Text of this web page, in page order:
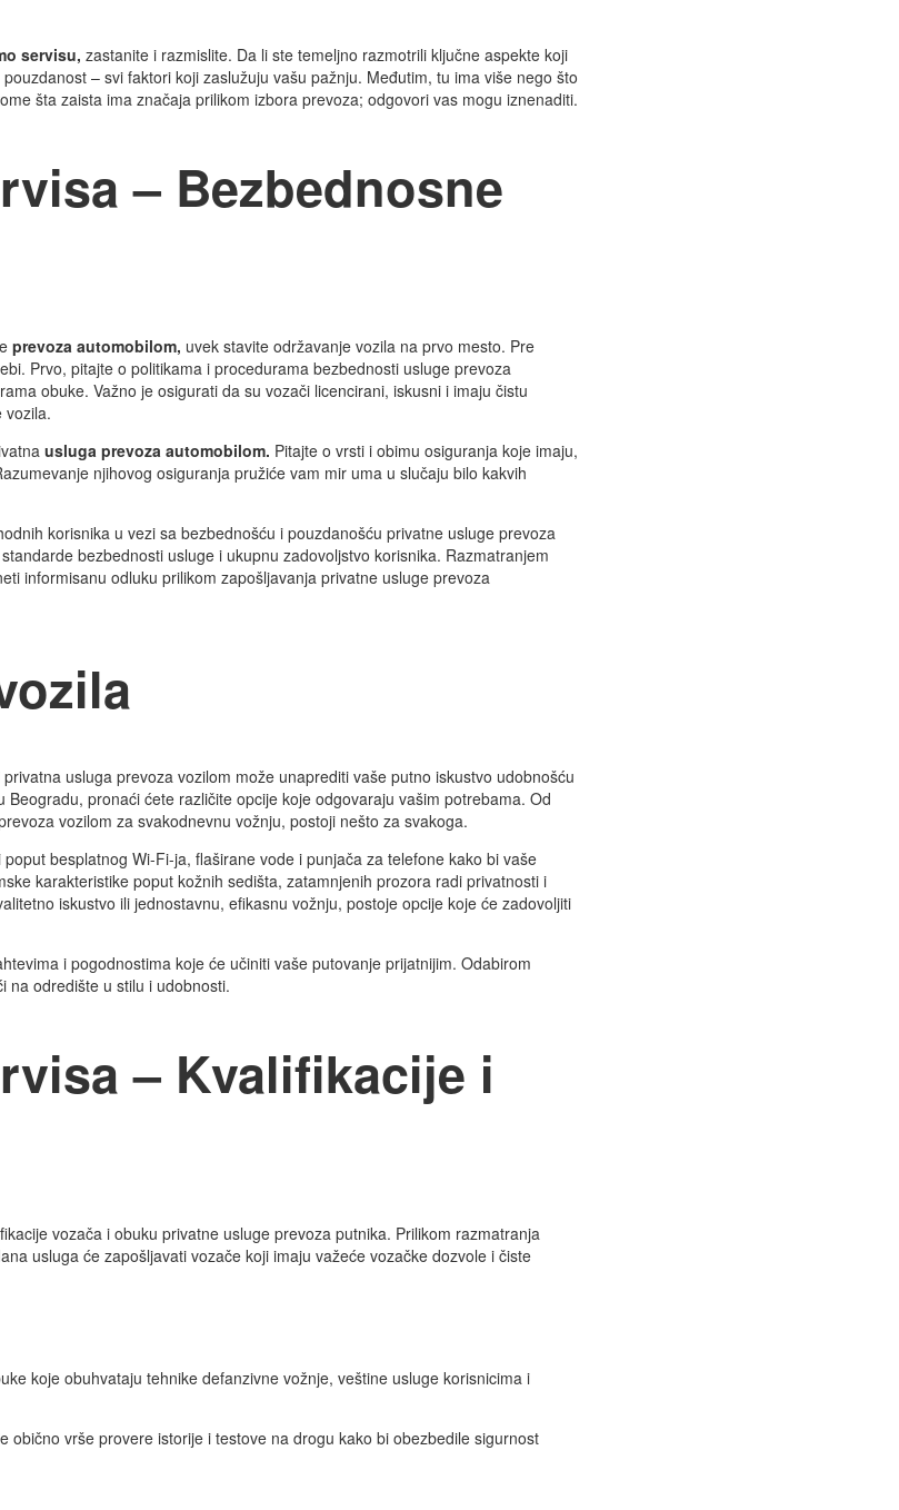
servisu, zastanite i razmislite. Da li ste temeljno razmotrili ključne aspekte koji
– svi faktori koji zaslužuju vašu pažnju. Međutim, tu ima više nego što
šta zaista ima značaja prilikom izbora prevoza; odgovori vas mogu iznenaditi.
– Bezbednosne
prevoza automobilom, uvek stavite održavanje vozila na prvo mesto. Pre
Prvo, pitajte o politikama i procedurama bezbednosti usluge prevoza
obuke. Važno je osigurati da su vozači licencirani, iskusni i imaju čistu
vozila.
usluga prevoza automobilom. Pitajte o vrsti i obimu osiguranja koje imaju,
njihovog osiguranja pružiće vam mir uma u slučaju bilo kakvih
korisnika u vezi sa bezbednošću i pouzdanošću privatne usluge prevoza
bezbednosti usluge i ukupnu zadovoljstvo korisnika. Razmatranjem
informisanu odluku prilikom zapošljavanja privatne usluge prevoza
usluga prevoza vozilom može unaprediti vaše putno iskustvo udobnošću
pronaći ćete različite opcije koje odgovaraju vašim potrebama. Od
vozilom za svakodnevnu vožnju, postoji nešto za svakoga.
besplatnog Wi-Fi-ja, flaširane vode i punjača za telefone kako bi vaše
karakteristike poput kožnih sedišta, zatamnjenih prozora radi privatnosti i
iskustvo ili jednostavnu, efikasnu vožnju, postoje opcije koje će zadovoljiti
i pogodnostima koje će učiniti vaše putovanje prijatnijim. Odabirom
na odredište u stilu i udobnosti.
– Kvalifikacije i
vozača i obuku privatne usluge prevoza putnika. Prilikom razmatranja
usluga će zapošljavati vozače koji imaju važeće vozačke dozvole i čiste
koje obuhvataju tehnike defanzivne vožnje, veštine usluge korisnicima i
vrše provere istorije i testove na drogu kako bi obezbedile sigurnost